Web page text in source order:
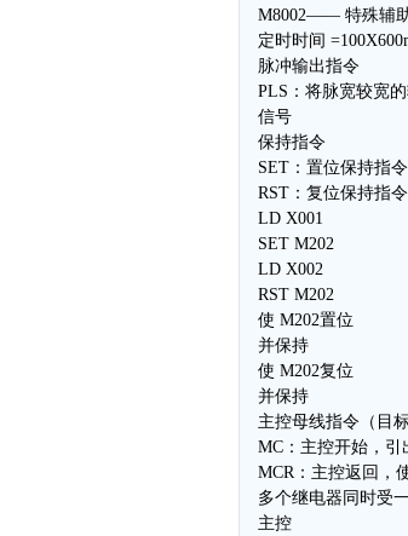
M8002—— 特殊辅
定时时间
脉冲输出指令
PLS：将脉宽较宽
信号
保持指令
SET：置位保持指令
RST：复位保持指令
LD X001
SET M202
LD X002
RST M202
使 M202置位
并保持
使 M202复位
并保持
主控母线指令（目
MC：主控开始，引
MCR：主控返回，
多个继电器同时受
主控